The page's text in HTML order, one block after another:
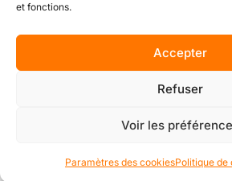
et fonctions.
Accepter
Refuser
Voir les
Paramètres des cookiesPolitique